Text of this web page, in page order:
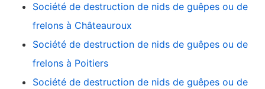
Société de destruction de nids de guêpes ou de
frelons à Châteauroux
Société de destruction de nids de guêpes ou de
frelons à Poitiers
Société de destruction de nids de guêpes ou de